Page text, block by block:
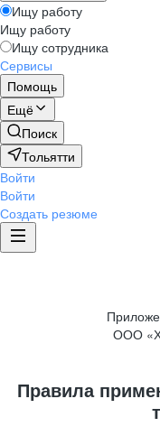
Ищу работу
Ищу работу
Ищу сотрудника
Сервисы
Помощь
Ещё
Поиск
Тольятти
Войти
Войти
Создать резюме
ООО
Правила